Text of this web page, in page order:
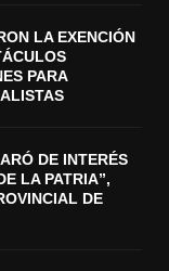
LA EXENCIÓN
PARA
DE INTERÉS
LA PATRIA”,
DE